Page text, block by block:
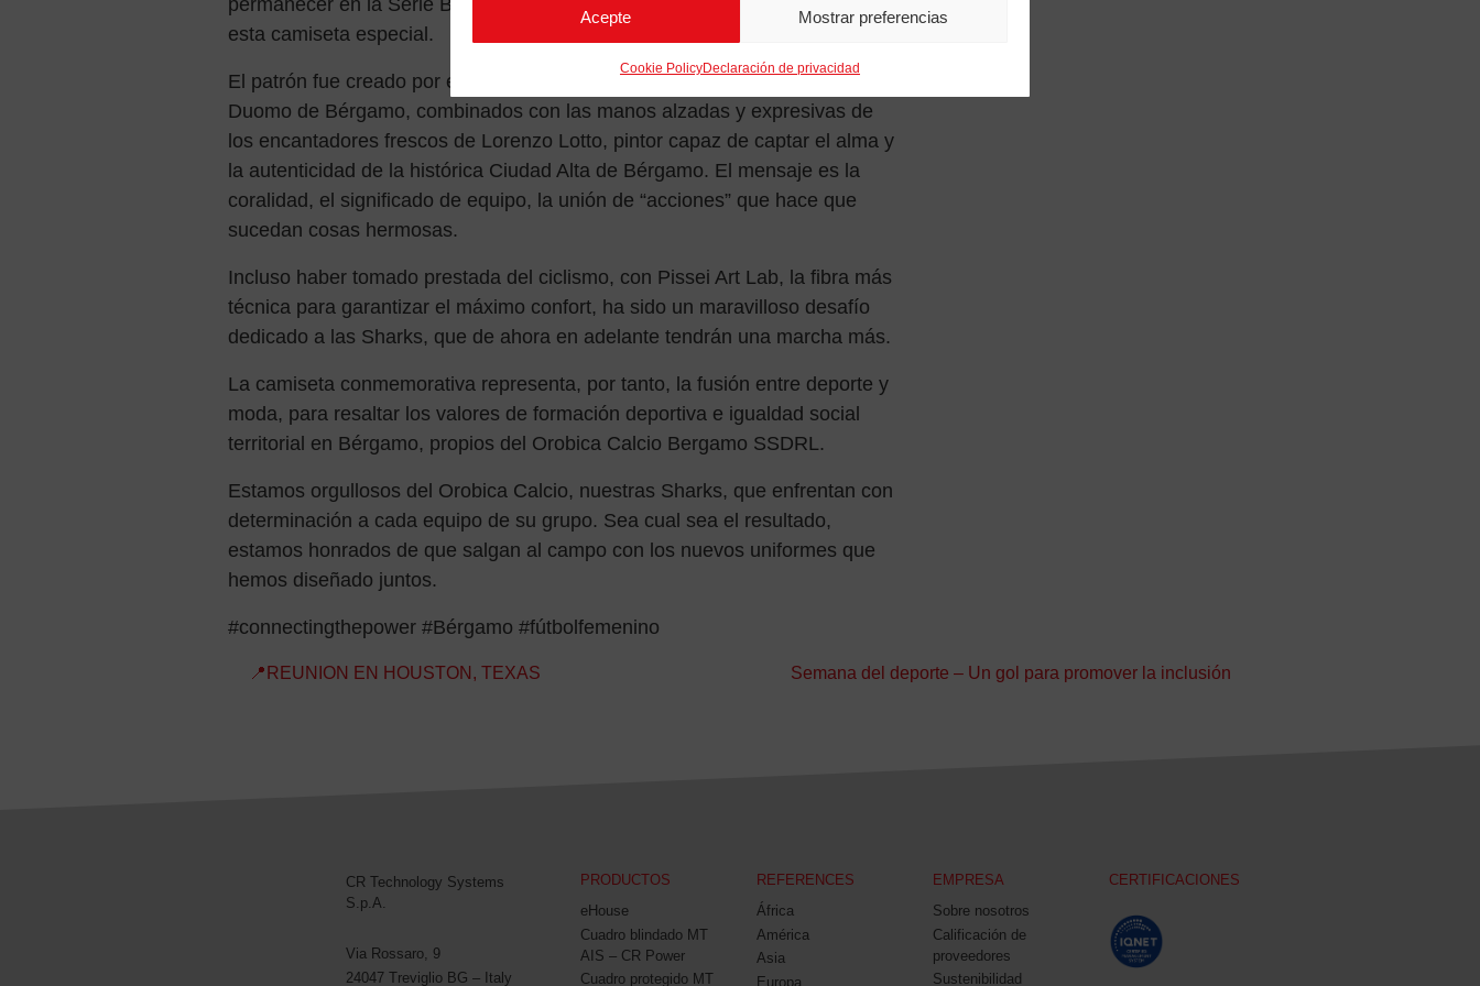
Acepte Mostrar preferencias
Cookie PolicyDeclaración de privacidad
permanecer en la Serie B, se sintieron orgullosas de vestir por primera vez
esta camiseta especial.
El patrón fue creado por el artista-diseñador y se inspira en los rombos del
Duomo de Bérgamo, combinados con las manos alzadas y expresivas de
los encantadores frescos de Lorenzo Lotto, pintor capaz de captar el alma y
la autenticidad de la histórica Ciudad Alta de Bérgamo. El mensaje es la
coralidad, el significado de equipo, la unión de “acciones” que hace que
sucedan cosas hermosas.
Incluso haber tomado prestada del ciclismo, con Pissei Art Lab, la fibra más
técnica para garantizar el máximo confort, ha sido un maravilloso desafío
dedicado a las Sharks, que de ahora en adelante tendrán una marcha más.
La camiseta conmemorativa representa, por tanto, la fusión entre deporte y
moda, para resaltar los valores de formación deportiva e igualdad social
territorial en Bérgamo, propios del Orobica Calcio Bergamo SSDRL.
Estamos orgullosos del Orobica Calcio, nuestras Sharks, que enfrentan con
determinación a cada equipo de su grupo. Sea cual sea el resultado,
estamos honrados de que salgan al campo con los nuevos uniformes que
hemos diseñado juntos.
#connectingthepower #Bérgamo #fútbolfemenino
Navegación de entradas
📍REUNION EN HOUSTON, TEXAS Semana del deporte – Un gol para promover la inclusión
CR Technology SystemsCR Technology Systems
S.p.A.
Via Rossaro, 9
24047 Treviglio BG – Italy
PRODUCTOS
eHouse
Cuadro blindado MT
AIS – CR Power
Cuadro protegido MT
REFERENCES
África
América
Asia
Europa
EMPRESA
Sobre nosotros
Calificación de
proveedores
Sustenibilidad
CERTIFICACIONES